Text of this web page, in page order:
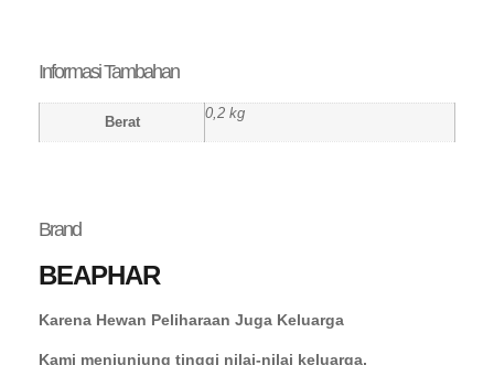
Informasi Tambahan
Berat
0,2 kg
Brand
BEAPHAR
Karena Hewan Peliharaan Juga Keluarga
Kami menjunjung tinggi nilai-nilai keluarga,